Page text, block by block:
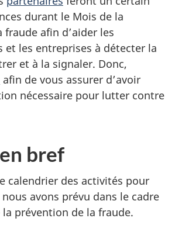
durant le Mois de la
afin d’aider les
et les entreprises à détecter la
et à la signaler. Donc,
afin de vous assurer d’avoir
nécessaire pour lutter contre
bref
calendrier des activités pour
avons prévu dans le cadre
prévention de la fraude.